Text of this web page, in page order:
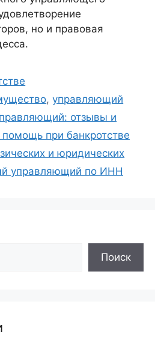
но и правовая
,управляющий
отзывы и
при банкротстве
и юридических
управляющий по ИНН
Поиск